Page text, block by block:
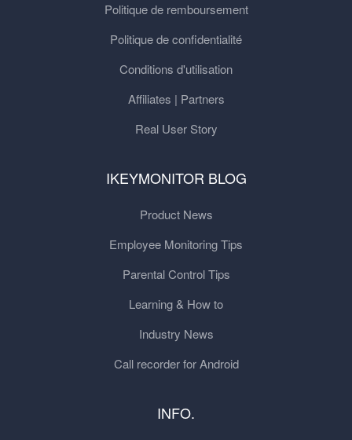
Politique de remboursement
Politique de confidentialité
Conditions d'utilisation
Affiliates | Partners
Real User Story
IKEYMONITOR BLOG
Product News
Employee Monitoring Tips
Parental Control Tips
Learning & How to
Industry News
Call recorder for Android
INFO.